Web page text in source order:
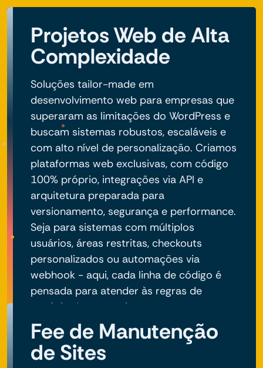
Projetos Web de Alta
Complexidade
Soluções tailor-made em
desenvolvimento web para empresas que
superaram as limitações do WordPress e
buscam sistemas robustos, escaláveis e
com alto nível de personalização. Criamos
plataformas web exclusivas, com código
100% próprio, integrações via API e
arquitetura preparada para
versionamento, segurança e performance.
Seja para sistemas com múltiplos
usuários, áreas restritas, checkouts
personalizados ou automações via
webhook - aqui, cada linha de código é
pensada para atender às regras de
negócio do seu projeto.
Fee de Manutenção
de Sites